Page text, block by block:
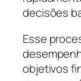
decisões
Esse
objetivos